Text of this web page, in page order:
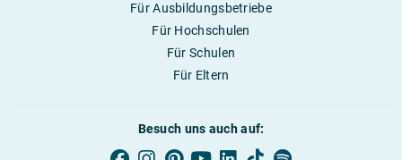
Für Ausbildungsbetriebe
Für Hochschulen
Für Schulen
Für Eltern
Besuch uns auch auf: